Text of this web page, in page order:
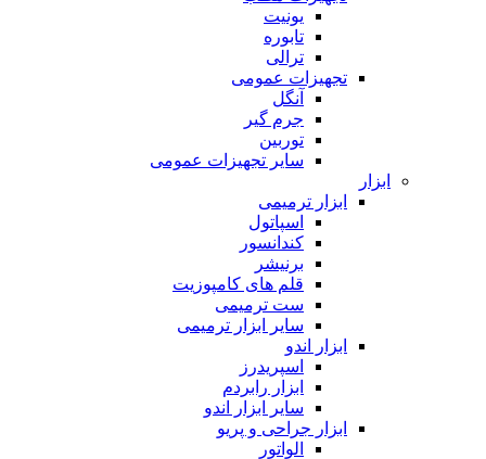
یونیت
تابوره
ترالی
تجهیزات عمومی
آنگل
جرم گیر
توربین
سایر تجهیزات عمومی
ابزار
ابزار ترمیمی
اسپاتول
کندانسور
برنیشر
قلم های کامپوزیت
ست ترمیمی
سایر ابزار ترمیمی
ابزار اندو
اسپریدرز
ابزار رابردم
سایر ابزار اندو
ابزار جراحی و پریو
الواتور